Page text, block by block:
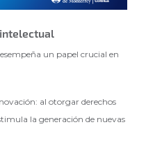
un papel crucial en
al otorgar derechos
la generación de nuevas